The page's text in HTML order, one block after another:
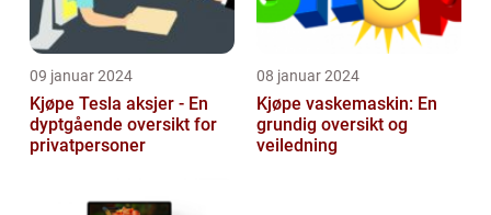
09 januar 2024
Kjøpe Tesla aksjer - En
dyptgående oversikt for
privatpersoner
08 januar 2024
Kjøpe vaskemaskin: En
grundig oversikt og
veiledning